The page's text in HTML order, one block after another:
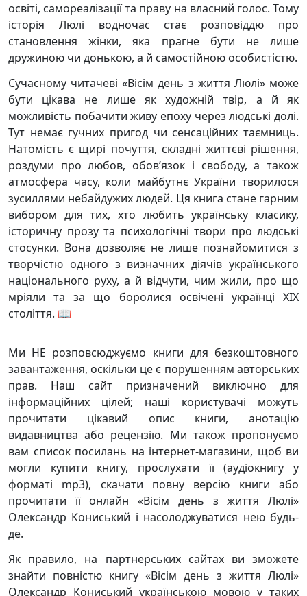
освіті, самореалізації та праву на власний голос. Тому
історія Люлі водночас стає розповіддю про
становлення жінки, яка прагне бути не лише
дружиною чи донькою, а й самостійною особистістю.
Сучасному читачеві «Вісім день з життя Люлі» може
бути цікава не лише як художній твір, а й як
можливість побачити живу епоху через людські долі.
Тут немає гучних пригод чи сенсаційних таємниць.
Натомість є щирі почуття, складні життєві рішення,
роздуми про любов, обов’язок і свободу, а також
атмосфера часу, коли майбутнє України творилося
зусиллями небайдужих людей. Ця книга стане гарним
вибором для тих, хто любить українську класику,
історичну прозу та психологічні твори про людські
стосунки. Вона дозволяє не лише познайомитися з
творчістю одного з визначних діячів українського
національного руху, а й відчути, чим жили, про що
мріяли та за що боролися освічені українці XIX
століття. 📖
Ми НЕ розповсюджуємо книги для безкоштовного
завантаження, оскільки це є порушенням авторських
прав. Наш сайт призначений виключно для
інформаційних цілей; наші користувачі можуть
прочитати цікавий опис книги, анотацію
видавництва або рецензію. Ми також пропонуємо
вам список посилань на інтернет-магазини, щоб ви
могли купити книгу, прослухати її (аудіокнигу у
форматі mp3), скачати повну версію книги або
прочитати її онлайн «Вісім день з життя Люлі»
Олександр Кониський і насолоджуватися нею будь-
де.
Як правило, на партнерських сайтах ви зможете
знайти повністю книгу «Вісім день з життя Люлі»
Олександр Кониський українською мовою у таких